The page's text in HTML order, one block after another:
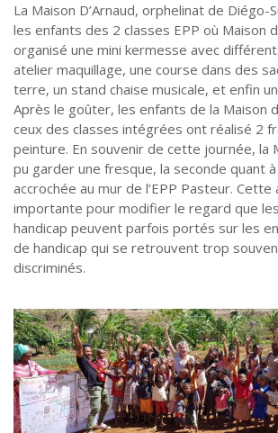
La Maison D’Arnaud, orphelinat de Diégo-
les enfants des 2 classes EPP où Maison
organisé une mini kermesse avec
atelier maquillage, une course dans des
terre, un stand chaise musicale, et enfin
Après le goûter, les enfants de la Maison
ceux des classes intégrées ont réalisé 2
peinture. En souvenir de cette journée, la
pu garder une fresque, la seconde quant
accrochée au mur de l’EPP Pasteur.
importante pour modifier le regard que
handicap peuvent parfois portés sur les
de handicap qui se retrouvent trop
discriminés.